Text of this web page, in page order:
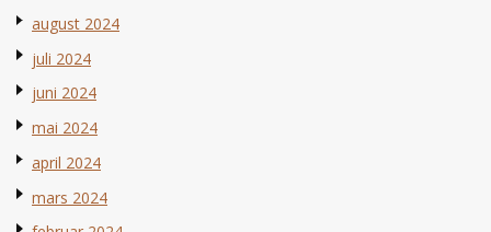
august 2024
juli 2024
juni 2024
mai 2024
april 2024
mars 2024